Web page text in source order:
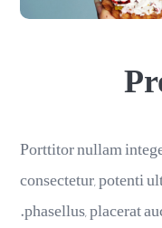
Porttitor nullam
consectetur, potenti
phasellus, placerat